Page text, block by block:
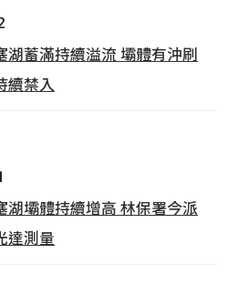
湖蓄滿持續溢流 壩體有沖刷
續禁入
湖壩體持續增高 林保署今派
達測量